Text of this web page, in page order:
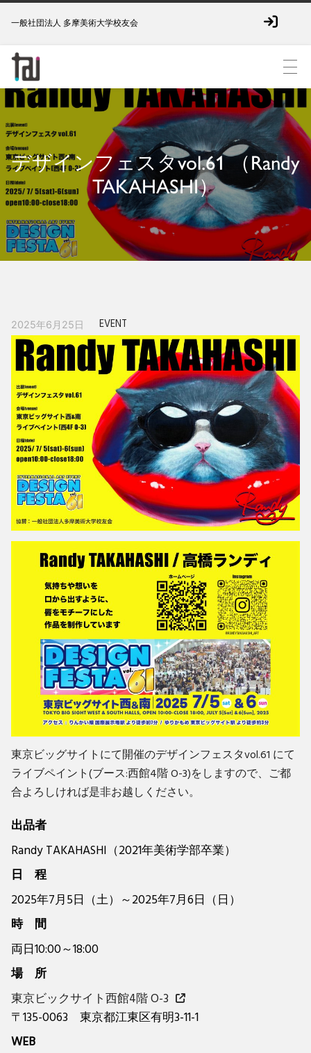
一般社団法人 多摩美術大学校友会
デザインフェスタvol.61 （Randy
TAKAHASHI）
2025年6月25日 EVENT
東京ビッグサイトにて開催のデザインフェスタvol.61 にて
ライブペイント(ブース:西館4階 O-3)をしますので、ご都
合よろしければ是非お越しください。
出品者
Randy TAKAHASHI（2021年美術学部卒業）
日 程
2025年7月5日（土）～2025年7月6日（日）
時 間
両日10:00～18:00
場 所
東京ビックサイト西館4階 O-3
〒135-0063 東京都江東区有明3-11-1
WEB